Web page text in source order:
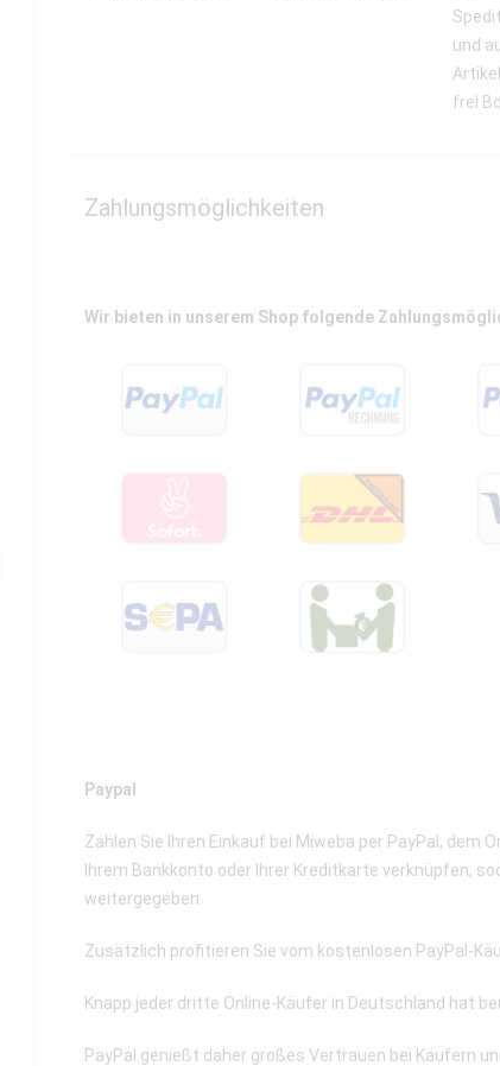
und
frei
Zahlungsmöglichkeiten
Wir bieten in unserem Shop folgende
Paypal
Zahlen Sie Ihren Einkauf bei Miweba per PayPal,
Ihrem Bankkonto oder Ihrer Kreditkarte verknüpfen,
weitergegeben.
Zusätzlich profitieren Sie vom kostenlosen PayPal-
Knapp jeder dritte Online-Käufer in Deutschland hat
PayPal genießt daher großes Vertrauen bei Käufern